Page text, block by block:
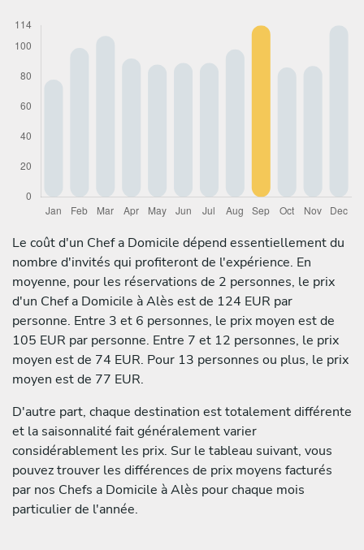
Le coût d'un Chef a Domicile dépend essentiellement du
nombre d'invités qui profiteront de l'expérience. En
moyenne, pour les réservations de 2 personnes, le prix
d'un Chef a Domicile à Alès est de 124 EUR par
personne. Entre 3 et 6 personnes, le prix moyen est de
105 EUR par personne. Entre 7 et 12 personnes, le prix
moyen est de 74 EUR. Pour 13 personnes ou plus, le prix
moyen est de 77 EUR.
D'autre part, chaque destination est totalement différente
et la saisonnalité fait généralement varier
considérablement les prix. Sur le tableau suivant, vous
pouvez trouver les différences de prix moyens facturés
par nos Chefs a Domicile à Alès pour chaque mois
particulier de l'année.